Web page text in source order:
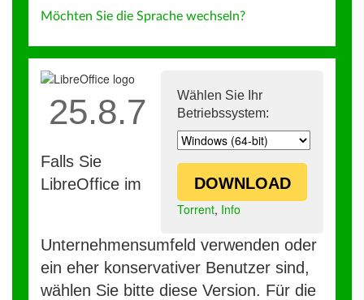
Möchten Sie die Sprache wechseln?
Wählen Sie Ihr
Betriebssystem:
DOWNLOAD
Torrent, Info
25.8.7
Falls Sie
LibreOffice im
Unternehmensumfeld verwenden oder
ein eher konservativer Benutzer sind,
wählen Sie bitte diese Version. Für die